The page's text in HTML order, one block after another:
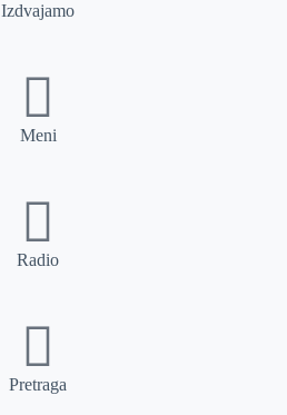
Izdvajamo
Meni
Radio
Pretraga